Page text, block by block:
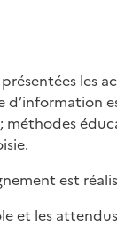
les
d’information
méthodes
est
et les